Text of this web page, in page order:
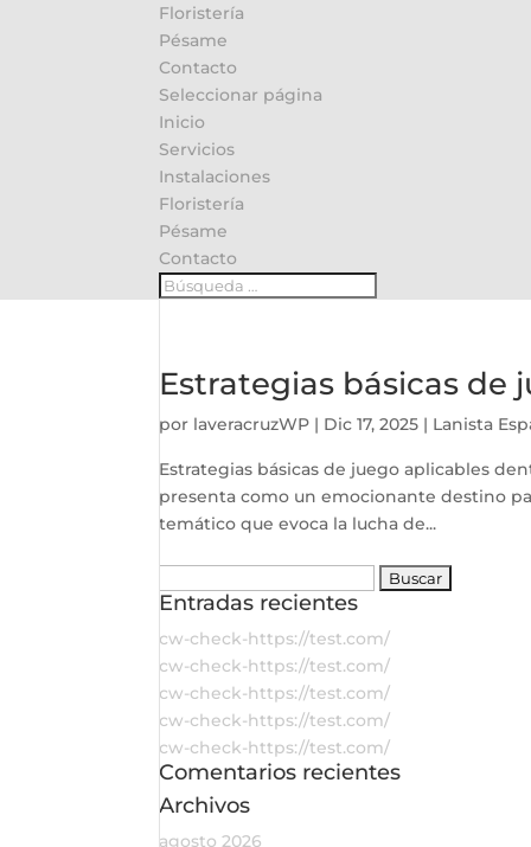
Floristería
Pésame
Contacto
Seleccionar página
Inicio
Servicios
Instalaciones
Floristería
Pésame
Contacto
Estrategias básicas de
por laveracruzWP | Dic 17, 2025 | Lanista
Estrategias básicas de juego aplicables
presenta como un emocionante destino
temático que evoca la lucha de...
Entradas recientes
cw-check-https://test.com/
cw-check-https://test.com/
cw-check-https://test.com/
cw-check-https://test.com/
cw-check-https://test.com/
Comentarios recientes
Archivos
agosto 2026